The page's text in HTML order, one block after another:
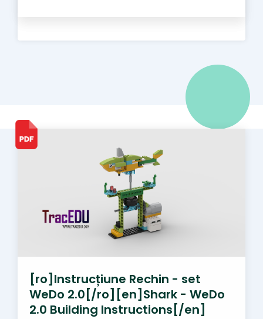
[ro]Instrucțiune Rechin - set
WeDo 2.0[/ro][en]Shark - WeDo
2.0 Building Instructions[/en]